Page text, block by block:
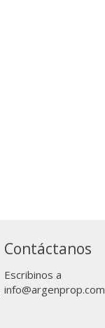
Contáctanos
Escribinos a
info@argenprop.com